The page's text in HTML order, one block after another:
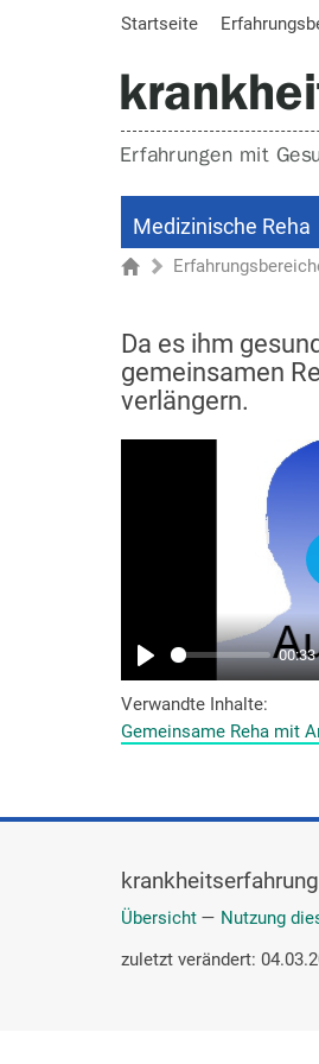
Startseite
Medizinische Reha
Sie sind hier
Startseite
Da es ihm
gemeinsamen
verlängern.
Verwandte Inhalte
Gemeinsame Reha mit
Übersicht — Nutzung
zuletzt verändert: